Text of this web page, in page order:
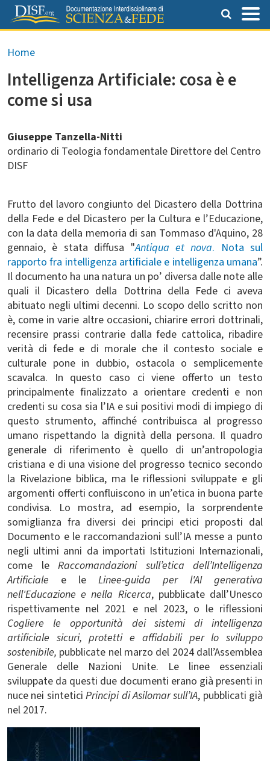
Salta al contenuto principale
Briciole di pane
Home
Intelligenza Artificiale: cosa è e
come si usa
Giuseppe Tanzella-Nitti
ordinario di Teologia fondamentale Direttore del Centro
DISF
Frutto del lavoro congiunto del Dicastero della Dottrina
della Fede e del Dicastero per la Cultura e l’Educazione,
con la data della memoria di san Tommaso d'Aquino, 28
gennaio, è stata diffusa "Antiqua et nova. Nota sul
rapporto fra intelligenza artificiale e intelligenza umana”.
Il documento ha una natura un po’ diversa dalle note alle
quali il Dicastero della Dottrina della Fede ci aveva
abituato negli ultimi decenni. Lo scopo dello scritto non
è, come in varie altre occasioni, chiarire errori dottrinali,
recensire prassi contrarie dalla fede cattolica, ribadire
verità di fede e di morale che il contesto sociale e
culturale pone in dubbio, ostacola o semplicemente
scavalca. In questo caso ci viene offerto un testo
principalmente finalizzato a orientare credenti e non
credenti su cosa sia l’IA e sui positivi modi di impiego di
questo strumento, affinché contribuisca al progresso
umano rispettando la dignità della persona. Il quadro
generale di riferimento è quello di un’antropologia
cristiana e di una visione del progresso tecnico secondo
la Rivelazione biblica, ma le riflessioni sviluppate e gli
argomenti offerti confluiscono in un’etica in buona parte
condivisa. Lo mostra, ad esempio, la sorprendente
somiglianza fra diversi dei principi etici proposti dal
Documento e le raccomandazioni sull’IA messe a punto
negli ultimi anni da importati Istituzioni Internazionali,
come le Raccomandazioni sull’etica dell’Intelligenza
Artificiale e le Linee-guida per l'AI generativa
nell'Educazione e nella Ricerca, pubblicate dall’Unesco
rispettivamente nel 2021 e nel 2023, o le riflessioni
Cogliere le opportunità dei sistemi di intelligenza
artificiale sicuri, protetti e affidabili per lo sviluppo
sostenibile, pubblicate nel marzo del 2024 dall’Assemblea
Generale delle Nazioni Unite. Le linee essenziali
sviluppate da questi due documenti erano già presenti in
nuce nei sinteticiPrincipi di Asilomarsull’IA, pubblicati già
nel 2017.
Immagine